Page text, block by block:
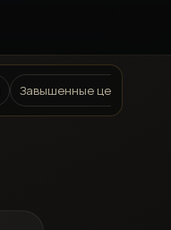
Завышенные цены и